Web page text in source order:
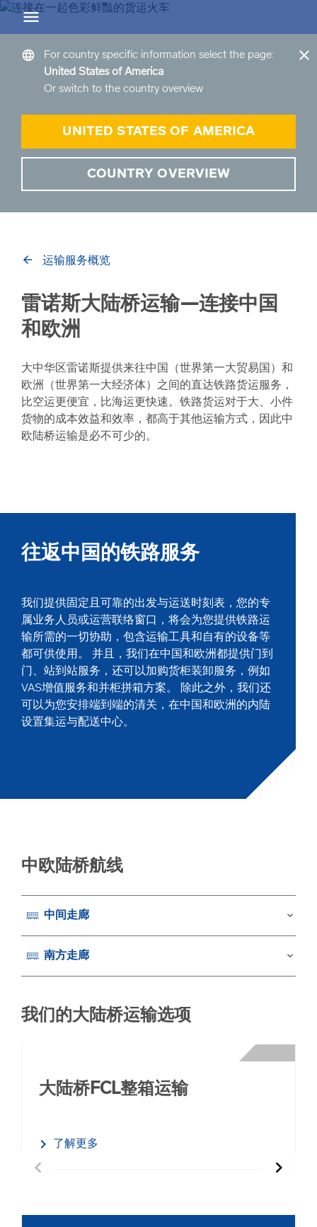
Greater China
Back
仓储服务概览
仓储服务概览 Overview
Back
公路货运概览
公路货运概览
Back
空运概览
空运包机
绿色物流
Back
海路货运概览
海路货运—LCL拼箱货运
Back
大陆桥运输概览
陆桥概览
大陆桥运输—FCL整箱运输
Back
项目运输物流方案
language
For country specific information select the page:
United States of America
Or switch to the country overview
UNITED STATES OF AMERICA
COUNTRY OVERVIEW
close
arrow_back 运输服务概览
雷诺斯大陆桥运输—连接中国
和欧洲
大中华区雷诺斯提供来往中国（世界第一大贸易国）和
欧洲（世界第一大经济体）之间的直达铁路货运服务，
比空运更便宜，比海运更快速。铁路货运对于大、小件
货物的成本效益和效率，都高于其他运输方式，因此中
欧陆桥运输是必不可少的。
往返中国的铁路服务
我们提供固定且可靠的出发与运送时刻表，您的专
属业务人员或运营联络窗口，将会为您提供铁路运
输所需的一切协助，包含运输工具和自有的设备等
都可供使用。 并且，我们在中国和欧洲都提供门到
门、站到站服务，还可以加购货柜装卸服务，例如
VAS增值服务和并柜拼箱方案。 除此之外，我们还
可以为您安排端到端的清关，在中国和欧洲的内陆
设置集运与配送中心。
中欧陆桥航线
中间走廊 keyboard_arrow_down
南方走廊 keyboard_arrow_down
我们的大陆桥运输选项
chevron_left chevron_right
大陆桥FCL整箱运输
了解更多